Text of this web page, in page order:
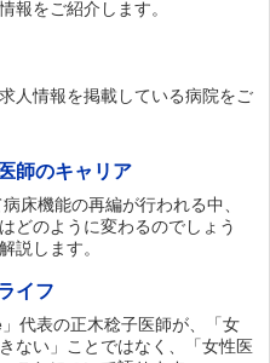
報をご紹介します。
人情報を掲載している病院をご
師のキャリア
床機能の再編が行われる中、
どのように変わるのでしょう
説します。
イフ
」代表の正木稔子医師が、「女
ない」ことではなく、「女性医